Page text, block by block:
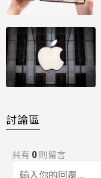
討論區
共有 0則留言